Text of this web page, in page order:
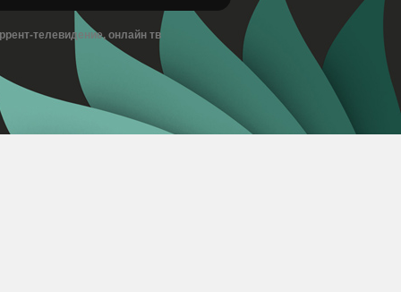
телевидение, онлайн тв